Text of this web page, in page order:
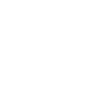
ma-pe